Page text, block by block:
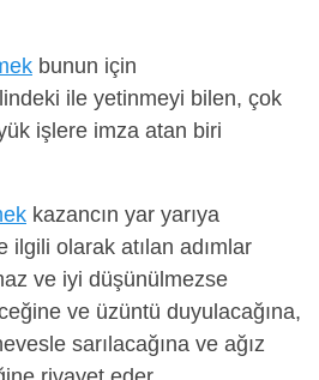
bunun için
ile yetinmeyi bilen, çok
işlere imza atan biri
kazancın yar yarıya
olarak atılan adımlar
ve iyi düşünülmezse
ve üzüntü duyulacağına,
sarılacağına ve ağız